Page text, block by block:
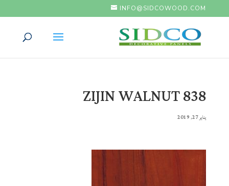
INFO@SIDCOWOOD.COM
ZIJIN WALNUT 838
يناير 27, 2019